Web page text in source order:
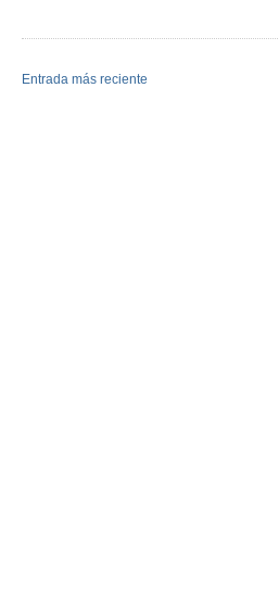
Entrada más reciente